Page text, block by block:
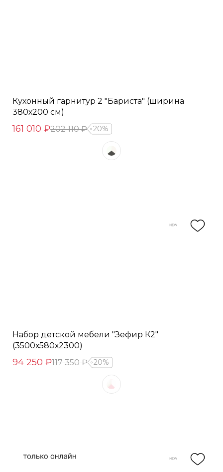
Кухонный гарнитур 2 "Бариста" (ширина
380х200 см)
161 010 ₽202 110 ₽ 20%
Набор детской мебели "Зефир К2"
(3500х580х2300)
94 250 ₽117 350 ₽ 20%